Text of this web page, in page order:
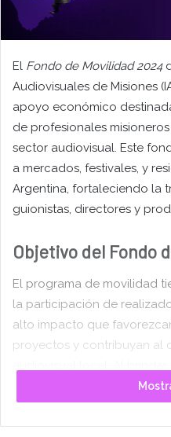
El Fondo de Movilidad 2024
Audiovisuales de Misiones
apoyo económico
de profesionales
sector audiovisual. Este
a mercados, festivales, y
Argentina, fortaleciendo la
guionistas, directores y
Objetivo del Fondo
El programa de movilidad
la participación de
alto impacto que
proyectos y contribuyan al
incentiva la sostenibilidad
fomenta el acceso a
generación de lazos